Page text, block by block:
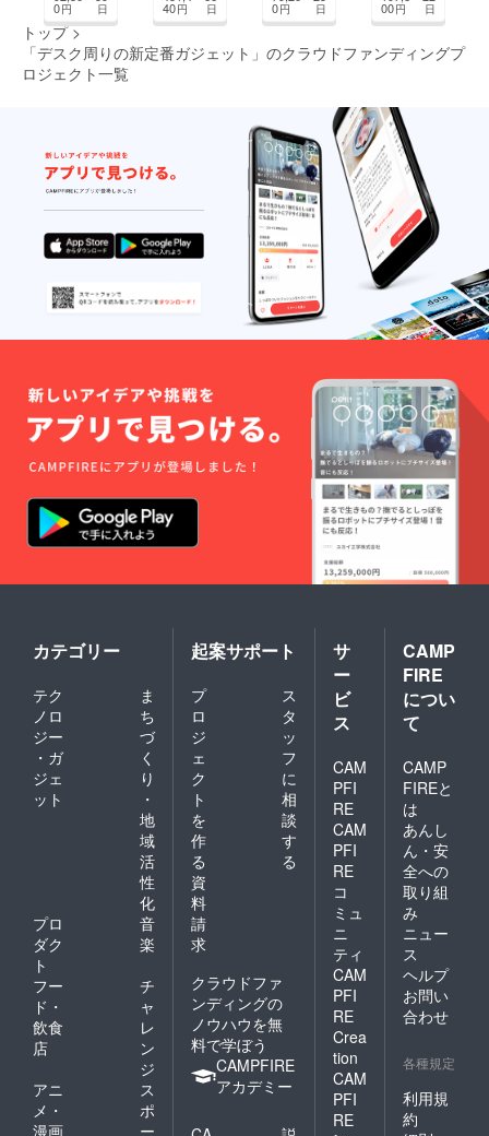
式多機
能トイ
レ
0円 日
電子レ
ンジBI
G」
40円 日 0円 日
エルア
イス
ブ
00円 日
トップ >
「デスク周りの新定番ガジェット」のクラウドファンディングプ
ロジェクト一覧
次のページ
カテゴリー
テク
ノロ
ジー
・ガ
ジェ
ット
ま
ち
づ
く
り
・
地
域
活
性
化
プロ
ダク
ト
音
楽
フー
ド・
飲食
店
チ
ャ
レ
ン
ジ
アニ
メ・
漫画
ス
ポ
ー
起案サポート
プ
ロ
ジ
ェ
ク
ト
を
作
る
ス
タ
ッ
フ
に
相
談
す
る
資
料
請
求
クラウドファ
ンディングの
ノウハウを無
料で学ぼう
CAMPFIRE
アカデミー
サ
ー
ビ
ス
CAM
PFI
RE
CAM
PFI
RE
コ
ミュ
ニ
ティ
CAM
PFI
RE
Crea
tion
CAM
PFI
RE
CAMP
FIRE
につい
て
CAMP
FIREと
は
あんし
ん・安
全への
取り組
み
ニュー
ス
ヘルプ
お問い
合わせ
各種規定
利用規
約